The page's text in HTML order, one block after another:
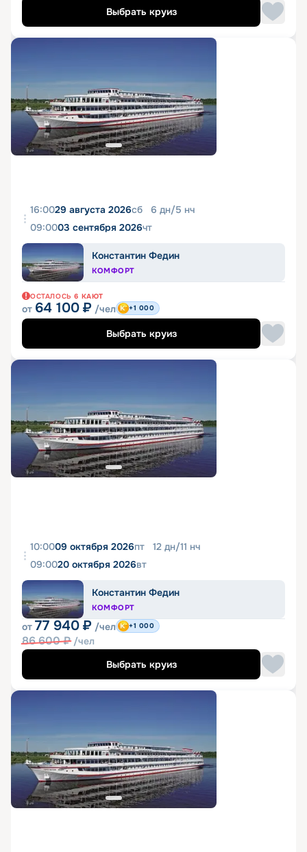
Выбрать круиз
16:0029 августа 2026сб 6 дн/5 нч
09:0003 сентября 2026чт
Константин Федин
КОМФОРТ
ОСТАЛОСЬ 6 КАЮТ
от 64 100 ₽ /чел +1 000
Выбрать круиз
10:0009 октября 2026пт 12 дн/11 нч
09:0020 октября 2026вт
Константин Федин
КОМФОРТ
от 77 940 ₽ /чел
86 600₽ /чел
+1 000
Выбрать круиз